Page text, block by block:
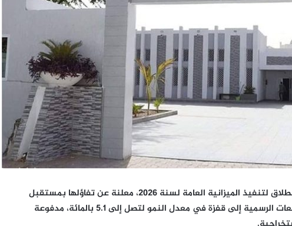
أعطت وزارة المالية الموريتانية إشارة الانطلاق لتنفيذ الميزانية العامة لسنة 2026، معلنة عن تفاؤلها بمستقبل
الأداء الاقتصادي للبلاد، حيث تشير التوقعات الرسمية إلى قفزة في معدل النمو لتصل إلى 5.1 بالمائة، مدفوعة